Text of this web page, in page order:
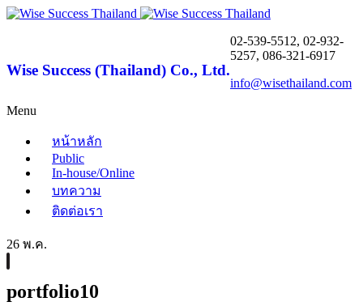
Wise Success (Thailand) Co., Ltd.
02-539-5512, 02-932-
5257, 086-321-6917
info@wisethailand.com
Menu
หน้าหลัก
Public
In-house/Online
บทความ
ติดต่อเรา
26 พ.ค.
portfolio10